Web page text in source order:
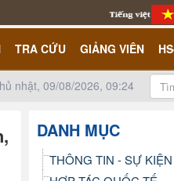
TRA CỨU GIẢNG VIÊN
nhật, 09/08/2026, 09:24
DANH MỤC
THÔNG TIN - SỰ KIỆN